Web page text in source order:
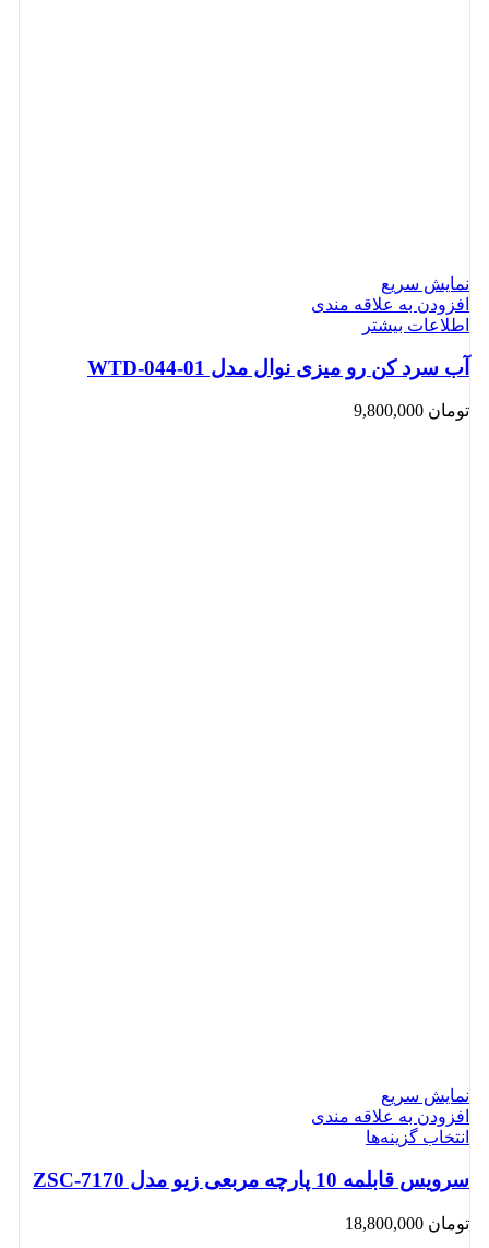
نمایش سریع
افزودن به علاقه مندی
اطلاعات بیشتر
آب سرد کن رو میزی نوال مدل WTD-044-01
تومان
نمایش سریع
افزودن به علاقه مندی
انتخاب گزینه‌ها
سرویس قابلمه 10 پارچه مربعی زیو مدل ZSC-7170
تومان